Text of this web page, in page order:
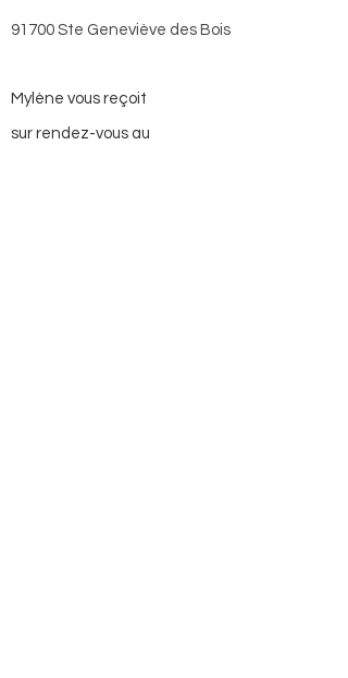
91700 Ste Geneviève des Bois
Mylène vous reçoit
sur rendez-vous au